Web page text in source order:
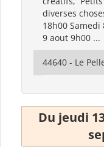
diverses
18h00
9 aout 9h00 ...
44640 - Le
Du jeudi